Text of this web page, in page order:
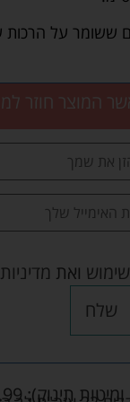
המוצר חוזר
ואת
שלח
תינוק):